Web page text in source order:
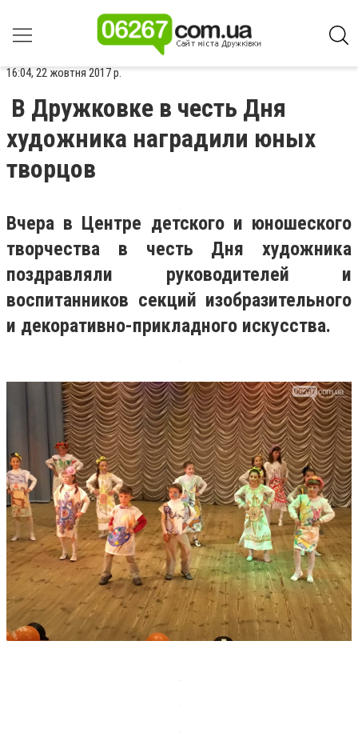
16:04, 22 жовтня 2017 р.
В Дружковке в честь Дня
художника наградили юных
творцов
Вчера в Центре детского и юношеского
творчества в честь Дня художника
поздравляли руководителей и
воспитанников секций изобразительного
и декоративно-прикладного искусства.